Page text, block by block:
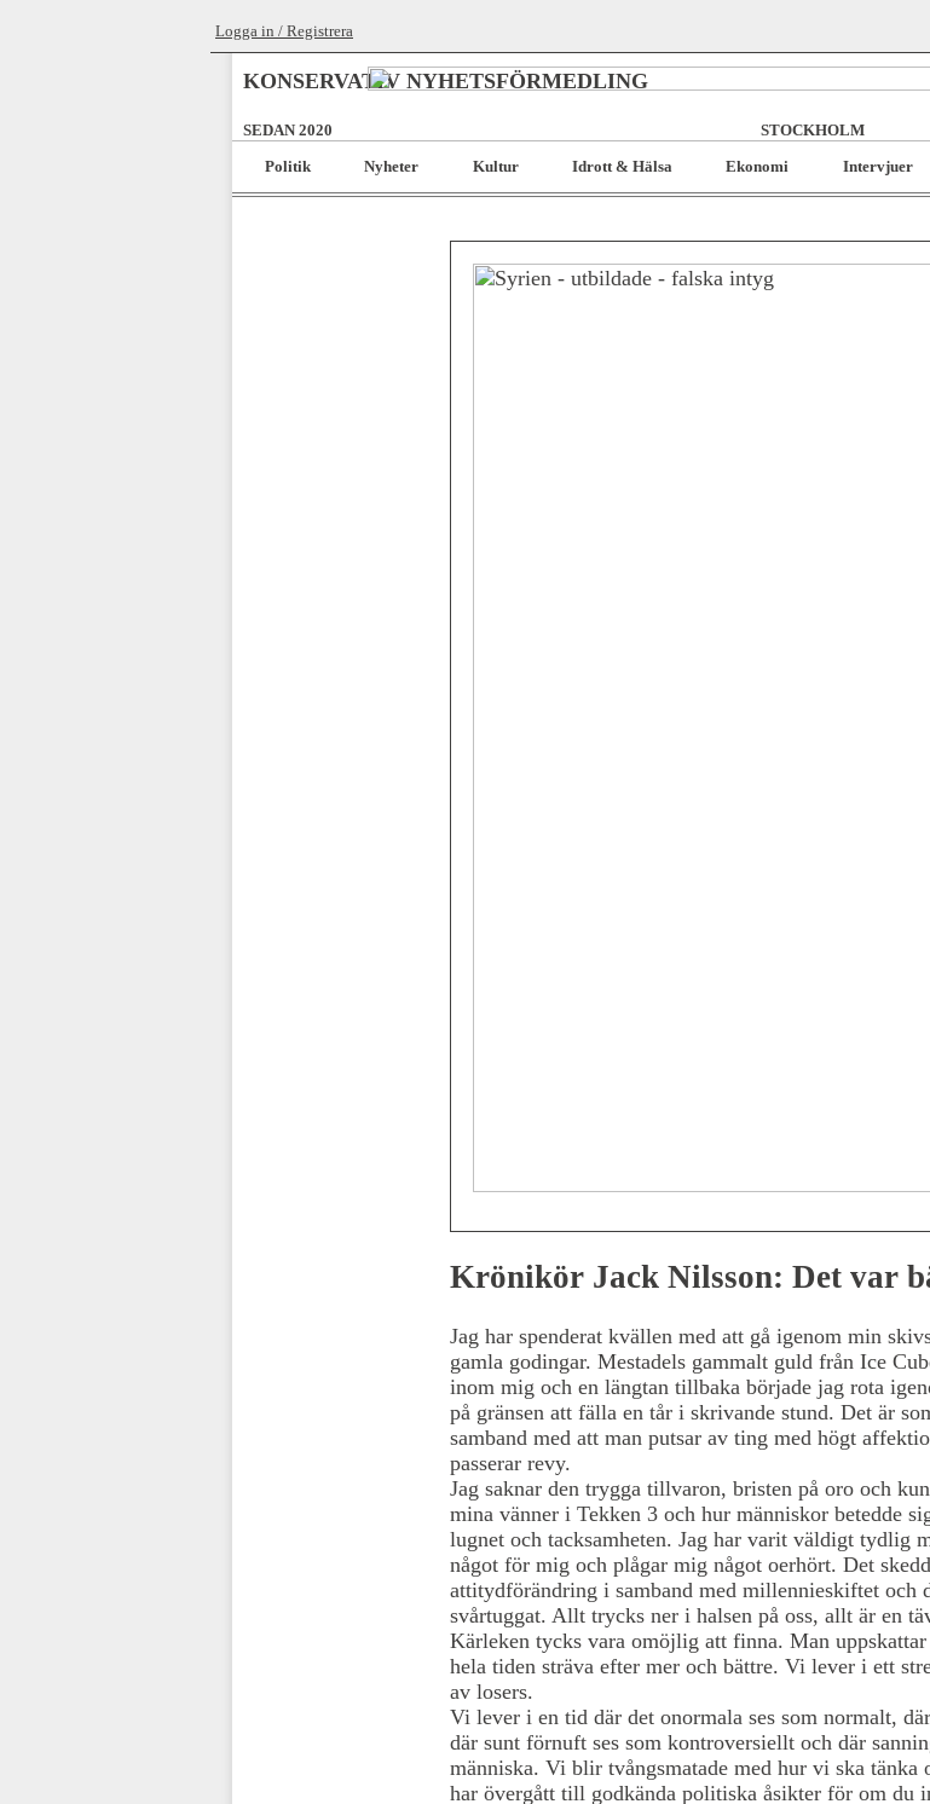
Logga in / Registrera
KONSERVATIV NYHETSFÖRMEDLING
SEDAN 2020 STOCKHOLM
Politik
Nyheter Kultur Idrott & Hälsa Ekonomi Intervjuer
Krönikör Jack Nilsson: Det var
Jag har spenderat kvällen med att gå igenom min
gamla godingar. Mestadels gammalt guld från Ice
inom mig och en längtan tillbaka började jag rota
på gränsen att fälla en tår i skrivande stund. Det är
samband med att man putsar av ting med högt
passerar revy.
Jag saknar den trygga tillvaron, bristen på oro och
mina vänner i Tekken 3 och hur människor betedde
lugnet och tacksamheten. Jag har varit väldigt tydlig
något för mig och plågar mig något oerhört. Det
attitydförändring i samband med millennieskiftet och
svårtuggat. Allt trycks ner i halsen på oss, allt är en
Kärleken tycks vara omöjlig att finna. Man uppskattar
hela tiden sträva efter mer och bättre. Vi lever i ett
av losers.
Vi lever i en tid där det onormala ses som normalt,
där sunt förnuft ses som kontroversiellt och där
människa. Vi blir tvångsmatade med hur vi ska tänka
har övergått till godkända politiska åsikter för om du